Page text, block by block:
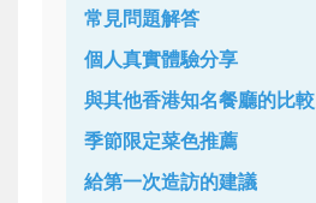
常見問題解答
個人真實體驗分享
與其他香港知名餐廳的比較
季節限定菜色推薦
給第一次造訪的建議